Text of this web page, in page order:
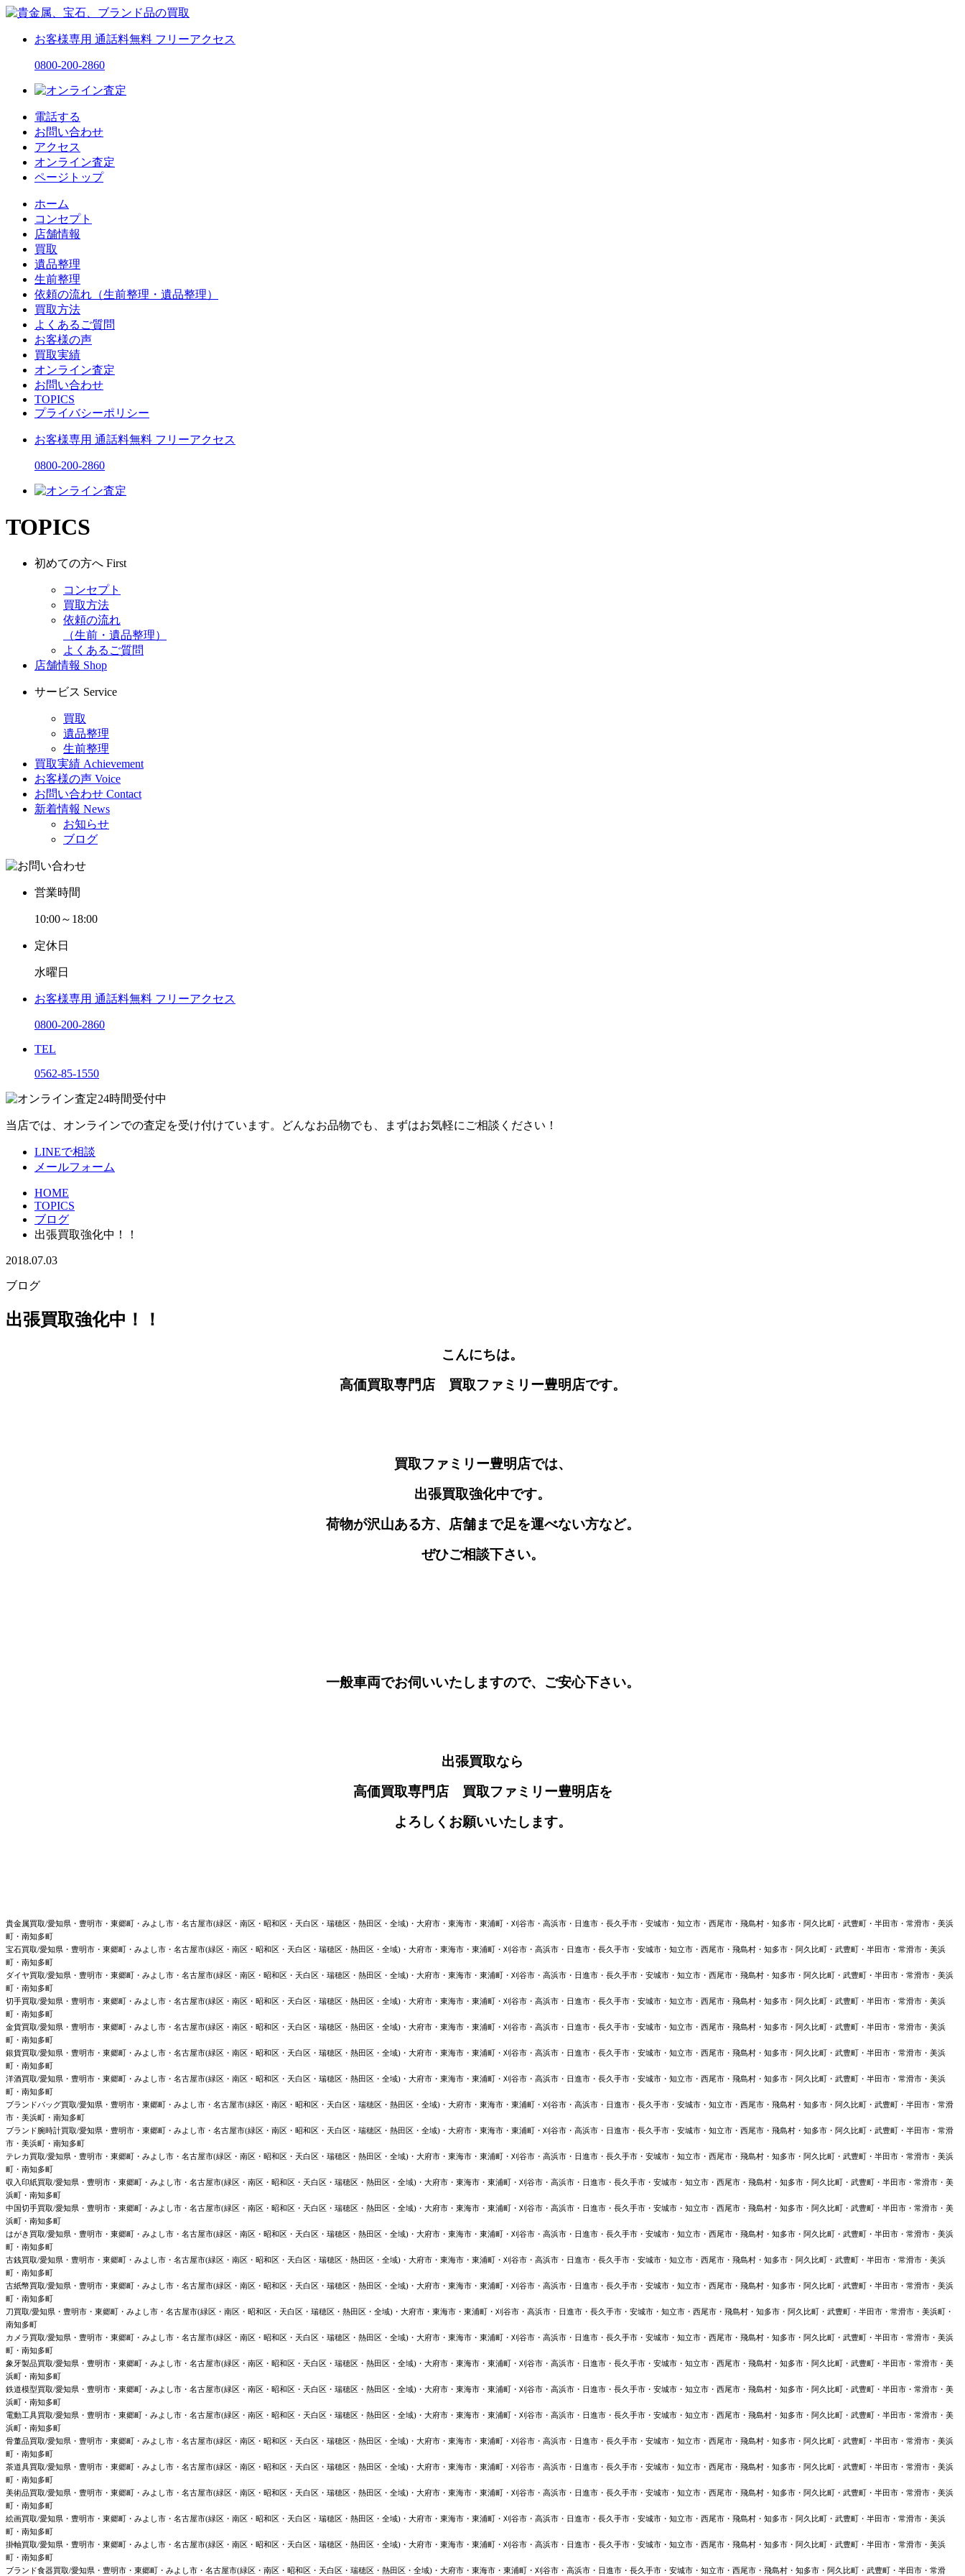
お客様専用 通話料無料 フリーアクセス
0800-200-2860
電話する
お問い合わせ
アクセス
オンライン査定
ページトップ
ホーム
コンセプト
店舗情報
買取
遺品整理
生前整理
依頼の流れ（生前整理・遺品整理）
買取方法
よくあるご質問
お客様の声
買取実績
オンライン査定
お問い合わせ
TOPICS
プライバシーポリシー
お客様専用 通話料無料 フリーアクセス
0800-200-2860
TOPICS
初めての方へ First
コンセプト
買取方法
依頼の流れ
（生前・遺品整理）
よくあるご質問
店舗情報 Shop
サービス Service
買取
遺品整理
生前整理
買取実績 Achievement
お客様の声 Voice
お問い合わせ Contact
新着情報 News
お知らせ
ブログ
営業時間
10:00～18:00
定休日
水曜日
お客様専用 通話料無料 フリーアクセス
0800-200-2860
TEL
0562-85-1550
当店では、オンラインでの査定を受け付けています。どんなお品物でも、まずはお気軽にご相談ください！
LINEで相談
メールフォーム
HOME
TOPICS
ブログ
出張買取強化中！！
2018.07.03
ブログ
出張買取強化中！！
こんにちは。
高価買取専門店 買取ファミリー豊明店です。
買取ファミリー豊明店では、
出張買取強化中です。
荷物が沢山ある方、店舗まで足を運べない方など。
ぜひご相談下さい。
一般車両でお伺いいたしますので、ご安心下さい。
出張買取なら
高価買取専門店 買取ファミリー豊明店を
よろしくお願いいたします。
貴金属買取/愛知県・豊明市・東郷町・みよし市・名古屋市(緑区・南区・昭和区・天白区・瑞穂区・熱田区・全域)・大府市・東海市・東浦町・刈谷市・高浜市・日進市・長久手市・安城市・知立市・西尾市・飛島村・知多市・阿久比町・武豊町・半田市・常滑市・美浜
町・南知多町
宝石買取/愛知県・豊明市・東郷町・みよし市・名古屋市(緑区・南区・昭和区・天白区・瑞穂区・熱田区・全域)・大府市・東海市・東浦町・刈谷市・高浜市・日進市・長久手市・安城市・知立市・西尾市・飛島村・知多市・阿久比町・武豊町・半田市・常滑市・美浜
町・南知多町
ダイヤ買取/愛知県・豊明市・東郷町・みよし市・名古屋市(緑区・南区・昭和区・天白区・瑞穂区・熱田区・全域)・大府市・東海市・東浦町・刈谷市・高浜市・日進市・長久手市・安城市・知立市・西尾市・飛島村・知多市・阿久比町・武豊町・半田市・常滑市・美浜
町・南知多町
切手買取/愛知県・豊明市・東郷町・みよし市・名古屋市(緑区・南区・昭和区・天白区・瑞穂区・熱田区・全域)・大府市・東海市・東浦町・刈谷市・高浜市・日進市・長久手市・安城市・知立市・西尾市・飛島村・知多市・阿久比町・武豊町・半田市・常滑市・美浜
町・南知多町
金貨買取/愛知県・豊明市・東郷町・みよし市・名古屋市(緑区・南区・昭和区・天白区・瑞穂区・熱田区・全域)・大府市・東海市・東浦町・刈谷市・高浜市・日進市・長久手市・安城市・知立市・西尾市・飛島村・知多市・阿久比町・武豊町・半田市・常滑市・美浜
町・南知多町
銀貨買取/愛知県・豊明市・東郷町・みよし市・名古屋市(緑区・南区・昭和区・天白区・瑞穂区・熱田区・全域)・大府市・東海市・東浦町・刈谷市・高浜市・日進市・長久手市・安城市・知立市・西尾市・飛島村・知多市・阿久比町・武豊町・半田市・常滑市・美浜
町・南知多町
洋酒買取/愛知県・豊明市・東郷町・みよし市・名古屋市(緑区・南区・昭和区・天白区・瑞穂区・熱田区・全域)・大府市・東海市・東浦町・刈谷市・高浜市・日進市・長久手市・安城市・知立市・西尾市・飛島村・知多市・阿久比町・武豊町・半田市・常滑市・美浜
町・南知多町
ブランドバッグ買取/愛知県・豊明市・東郷町・みよし市・名古屋市(緑区・南区・昭和区・天白区・瑞穂区・熱田区・全域)・大府市・東海市・東浦町・刈谷市・高浜市・日進市・長久手市・安城市・知立市・西尾市・飛島村・知多市・阿久比町・武豊町・半田市・常滑
市・美浜町・南知多町
ブランド腕時計買取/愛知県・豊明市・東郷町・みよし市・名古屋市(緑区・南区・昭和区・天白区・瑞穂区・熱田区・全域)・大府市・東海市・東浦町・刈谷市・高浜市・日進市・長久手市・安城市・知立市・西尾市・飛島村・知多市・阿久比町・武豊町・半田市・常滑
市・美浜町・南知多町
テレカ買取/愛知県・豊明市・東郷町・みよし市・名古屋市(緑区・南区・昭和区・天白区・瑞穂区・熱田区・全域)・大府市・東海市・東浦町・刈谷市・高浜市・日進市・長久手市・安城市・知立市・西尾市・飛島村・知多市・阿久比町・武豊町・半田市・常滑市・美浜
町・南知多町
収入印紙買取/愛知県・豊明市・東郷町・みよし市・名古屋市(緑区・南区・昭和区・天白区・瑞穂区・熱田区・全域)・大府市・東海市・東浦町・刈谷市・高浜市・日進市・長久手市・安城市・知立市・西尾市・飛島村・知多市・阿久比町・武豊町・半田市・常滑市・美
浜町・南知多町
中国切手買取/愛知県・豊明市・東郷町・みよし市・名古屋市(緑区・南区・昭和区・天白区・瑞穂区・熱田区・全域)・大府市・東海市・東浦町・刈谷市・高浜市・日進市・長久手市・安城市・知立市・西尾市・飛島村・知多市・阿久比町・武豊町・半田市・常滑市・美
浜町・南知多町
はがき買取/愛知県・豊明市・東郷町・みよし市・名古屋市(緑区・南区・昭和区・天白区・瑞穂区・熱田区・全域)・大府市・東海市・東浦町・刈谷市・高浜市・日進市・長久手市・安城市・知立市・西尾市・飛島村・知多市・阿久比町・武豊町・半田市・常滑市・美浜
町・南知多町
古銭買取/愛知県・豊明市・東郷町・みよし市・名古屋市(緑区・南区・昭和区・天白区・瑞穂区・熱田区・全域)・大府市・東海市・東浦町・刈谷市・高浜市・日進市・長久手市・安城市・知立市・西尾市・飛島村・知多市・阿久比町・武豊町・半田市・常滑市・美浜
町・南知多町
古紙幣買取/愛知県・豊明市・東郷町・みよし市・名古屋市(緑区・南区・昭和区・天白区・瑞穂区・熱田区・全域)・大府市・東海市・東浦町・刈谷市・高浜市・日進市・長久手市・安城市・知立市・西尾市・飛島村・知多市・阿久比町・武豊町・半田市・常滑市・美浜
町・南知多町
刀買取/愛知県・豊明市・東郷町・みよし市・名古屋市(緑区・南区・昭和区・天白区・瑞穂区・熱田区・全域)・大府市・東海市・東浦町・刈谷市・高浜市・日進市・長久手市・安城市・知立市・西尾市・飛島村・知多市・阿久比町・武豊町・半田市・常滑市・美浜町・
南知多町
カメラ買取/愛知県・豊明市・東郷町・みよし市・名古屋市(緑区・南区・昭和区・天白区・瑞穂区・熱田区・全域)・大府市・東海市・東浦町・刈谷市・高浜市・日進市・長久手市・安城市・知立市・西尾市・飛島村・知多市・阿久比町・武豊町・半田市・常滑市・美浜
町・南知多町
象牙製品買取/愛知県・豊明市・東郷町・みよし市・名古屋市(緑区・南区・昭和区・天白区・瑞穂区・熱田区・全域)・大府市・東海市・東浦町・刈谷市・高浜市・日進市・長久手市・安城市・知立市・西尾市・飛島村・知多市・阿久比町・武豊町・半田市・常滑市・美
浜町・南知多町
鉄道模型買取/愛知県・豊明市・東郷町・みよし市・名古屋市(緑区・南区・昭和区・天白区・瑞穂区・熱田区・全域)・大府市・東海市・東浦町・刈谷市・高浜市・日進市・長久手市・安城市・知立市・西尾市・飛島村・知多市・阿久比町・武豊町・半田市・常滑市・美
浜町・南知多町
電動工具買取/愛知県・豊明市・東郷町・みよし市・名古屋市(緑区・南区・昭和区・天白区・瑞穂区・熱田区・全域)・大府市・東海市・東浦町・刈谷市・高浜市・日進市・長久手市・安城市・知立市・西尾市・飛島村・知多市・阿久比町・武豊町・半田市・常滑市・美
浜町・南知多町
骨董品買取/愛知県・豊明市・東郷町・みよし市・名古屋市(緑区・南区・昭和区・天白区・瑞穂区・熱田区・全域)・大府市・東海市・東浦町・刈谷市・高浜市・日進市・長久手市・安城市・知立市・西尾市・飛島村・知多市・阿久比町・武豊町・半田市・常滑市・美浜
町・南知多町
茶道具買取/愛知県・豊明市・東郷町・みよし市・名古屋市(緑区・南区・昭和区・天白区・瑞穂区・熱田区・全域)・大府市・東海市・東浦町・刈谷市・高浜市・日進市・長久手市・安城市・知立市・西尾市・飛島村・知多市・阿久比町・武豊町・半田市・常滑市・美浜
町・南知多町
美術品買取/愛知県・豊明市・東郷町・みよし市・名古屋市(緑区・南区・昭和区・天白区・瑞穂区・熱田区・全域)・大府市・東海市・東浦町・刈谷市・高浜市・日進市・長久手市・安城市・知立市・西尾市・飛島村・知多市・阿久比町・武豊町・半田市・常滑市・美浜
町・南知多町
絵画買取/愛知県・豊明市・東郷町・みよし市・名古屋市(緑区・南区・昭和区・天白区・瑞穂区・熱田区・全域)・大府市・東海市・東浦町・刈谷市・高浜市・日進市・長久手市・安城市・知立市・西尾市・飛島村・知多市・阿久比町・武豊町・半田市・常滑市・美浜
町・南知多町
掛軸買取/愛知県・豊明市・東郷町・みよし市・名古屋市(緑区・南区・昭和区・天白区・瑞穂区・熱田区・全域)・大府市・東海市・東浦町・刈谷市・高浜市・日進市・長久手市・安城市・知立市・西尾市・飛島村・知多市・阿久比町・武豊町・半田市・常滑市・美浜
町・南知多町
ブランド食器買取/愛知県・豊明市・東郷町・みよし市・名古屋市(緑区・南区・昭和区・天白区・瑞穂区・熱田区・全域)・大府市・東海市・東浦町・刈谷市・高浜市・日進市・長久手市・安城市・知立市・西尾市・飛島村・知多市・阿久比町・武豊町・半田市・常滑